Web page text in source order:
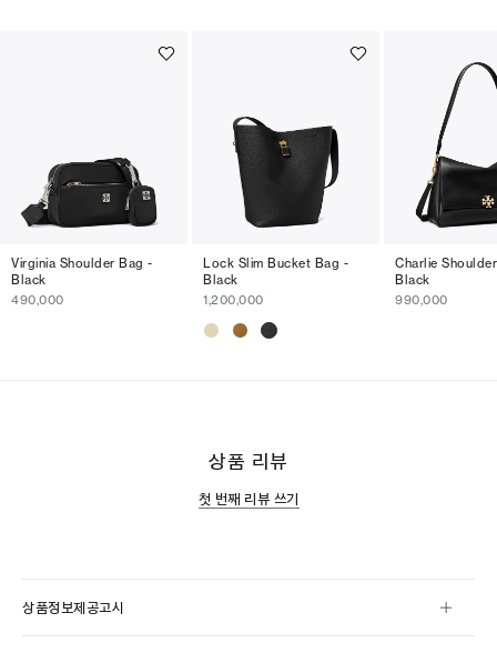
Virginia Shoulder Bag -
Black
490,000
Lock Slim Bucket Bag -
Black
1,200,000
Charlie
Black
990,000
상품 리뷰
첫 번째 리뷰 쓰기
상품정보제공고시